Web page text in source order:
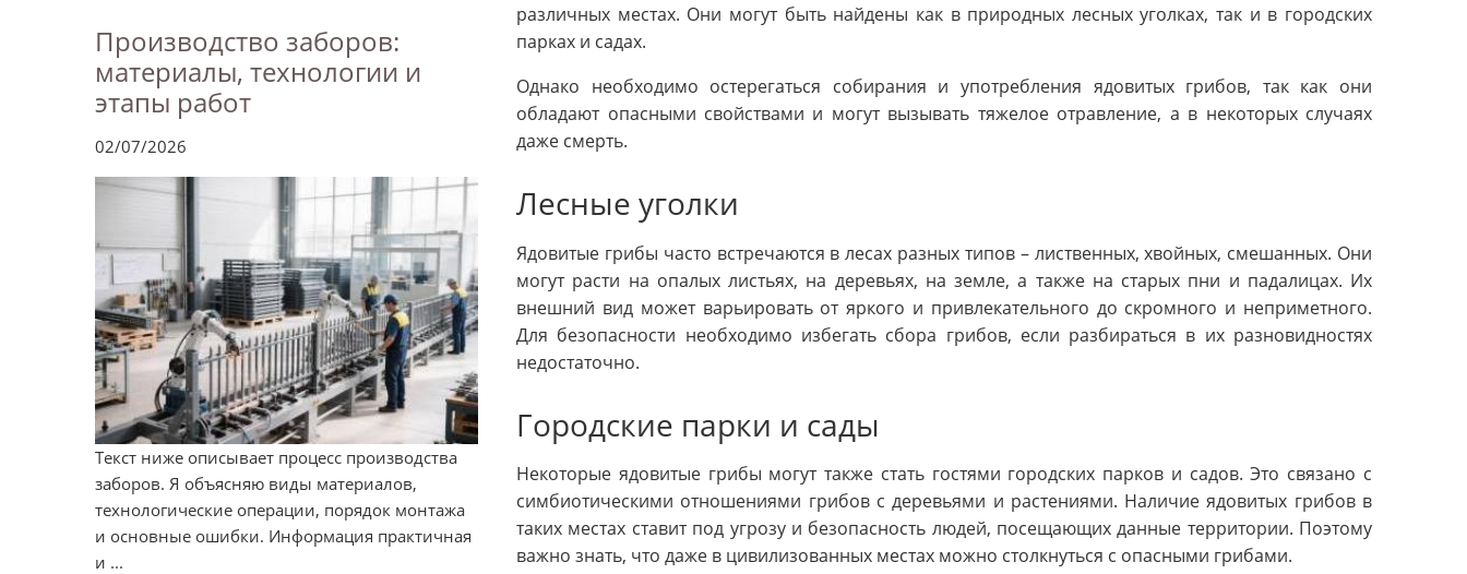
Производство заборов:
материалы, технологии и
этапы работ
02/07/2026
Текст ниже описывает процесс производства
заборов. Я объясняю виды материалов,
технологические операции, порядок монтажа
и основные ошибки. Информация практичная
и ...
различных местах. Они могут быть найдены как в природных лесных уголках, так и в городских
парках и садах.
Однако необходимо остерегаться собирания и употребления ядовитых грибов, так как они
обладают опасными свойствами и могут вызывать тяжелое отравление, а в некоторых случаях
даже смерть.
Лесные уголки
Ядовитые грибы часто встречаются в лесах разных типов – лиственных, хвойных, смешанных. Они
могут расти на опалых листьях, на деревьях, на земле, а также на старых пни и падалицах. Их
внешний вид может варьировать от яркого и привлекательного до скромного и неприметного.
Для безопасности необходимо избегать сбора грибов, если разбираться в их разновидностях
недостаточно.
Городские парки и сады
Некоторые ядовитые грибы могут также стать гостями городских парков и садов. Это связано с
симбиотическими отношениями грибов с деревьями и растениями. Наличие ядовитых грибов в
таких местах ставит под угрозу и безопасность людей, посещающих данные территории. Поэтому
важно знать, что даже в цивилизованных местах можно столкнуться с опасными грибами.